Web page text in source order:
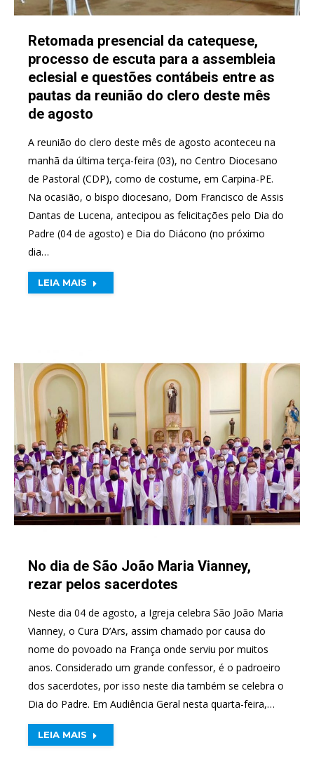
Retomada presencial da catequese,
processo de escuta para a assembleia
eclesial e questões contábeis entre as
pautas da reunião do clero deste mês
de agosto
A reunião do clero deste mês de agosto aconteceu na
manhã da última terça-feira (03), no Centro Diocesano
de Pastoral (CDP), como de costume, em Carpina-PE.
Na ocasião, o bispo diocesano, Dom Francisco de Assis
Dantas de Lucena, antecipou as felicitações pelo Dia do
Padre (04 de agosto) e Dia do Diácono (no próximo
dia…
LEIA MAIS
No dia de São João Maria Vianney,
rezar pelos sacerdotes
Neste dia 04 de agosto, a Igreja celebra São João Maria
Vianney, o Cura D’Ars, assim chamado por causa do
nome do povoado na França onde serviu por muitos
anos. Considerado um grande confessor, é o padroeiro
dos sacerdotes, por isso neste dia também se celebra o
Dia do Padre. Em Audiência Geral nesta quarta-feira,…
LEIA MAIS